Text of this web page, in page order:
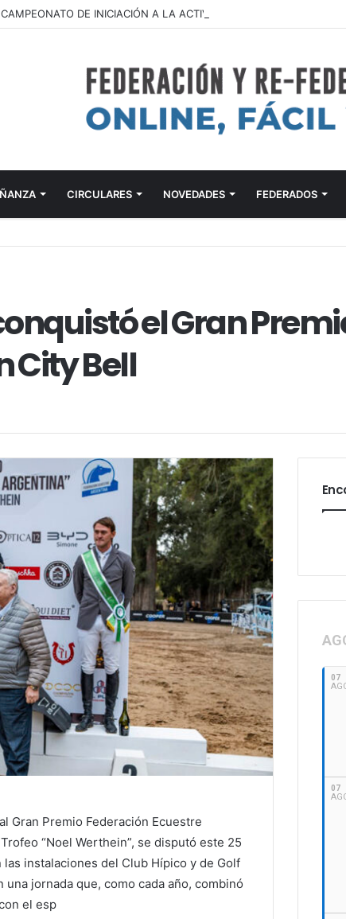
CIRCULARES NOVEDADES FEDERADOS
el Gran
City Bell
Gran Premio Federación Ecuestre
“Noel Werthein”, se disputó este 25
las instalaciones del Club Hípico y de Golf
una jornada que, como cada año, combinó
el esp
07
07